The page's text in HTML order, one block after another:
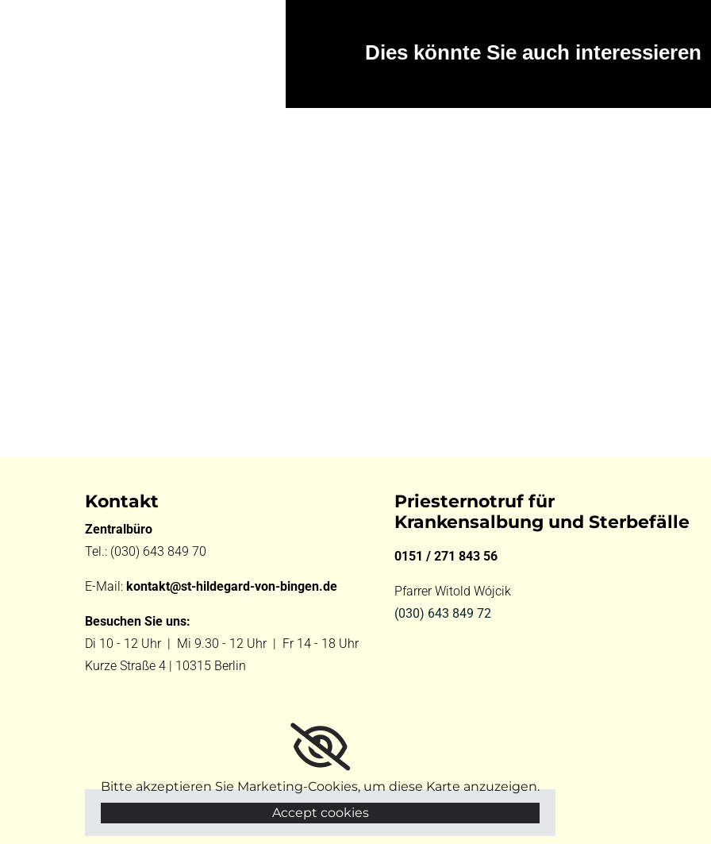
Dies könnte Sie auch interessieren
Kontakt
Zentralbüro
Tel.: (030) 643 849 70
E-Mail: kontakt@st-hildegard-von-bingen.de
Besuchen Sie uns:
Di 10 - 12 Uhr | Mi 9.30 - 12 Uhr | Fr 14 - 18 Uhr
Kurze Straße 4 | 10315 Berlin
Priesternotruf für
Krankensalbung und Sterbefälle
0151 / 271 843 56
Pfarrer Witold Wójcik
(030) 643 849 72
Bitte akzeptieren Sie Marketing-Cookies, um diese Karte anzuzeigen.
Accept cookies